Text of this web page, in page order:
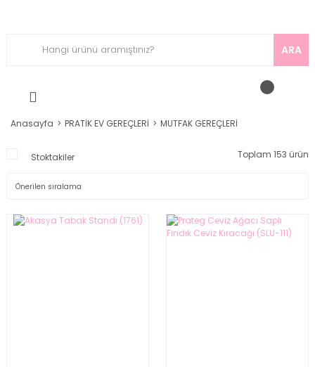
ARA
Anasayfa PRATİK EV GEREÇLERİ MUTFAK GEREÇLERİ
Stoktakiler Toplam 153 ürün